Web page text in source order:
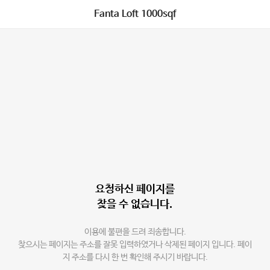
Fanta Loft 1000sqf
요청하신 페이지를
찾을 수 없습니다.
이용에 불편을 드려 죄송합니다.
찾으시는 페이지는 주소를 잘못 입력하였거나 삭제된 페이지 입니다. 페이
지 주소를 다시 한 번 확인해 주시기 바랍니다.